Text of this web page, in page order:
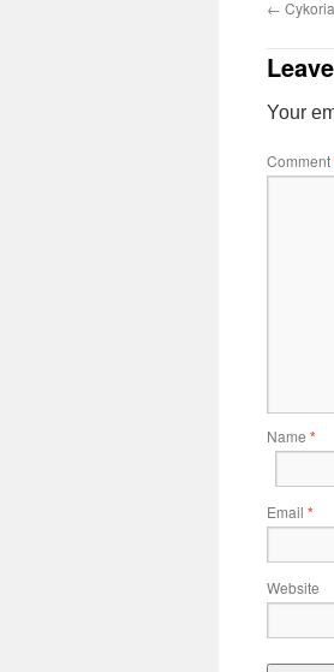
←
Your
Comment
Name *
Email *
Website